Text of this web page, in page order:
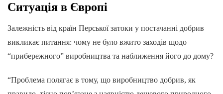
Ситуація в Європі
Залежність від країн Перської затоки у постачанні добрив
викликає питання: чому не було вжито заходів щодо
“прибережного” виробництва та наближення його до дому?
“Проблема полягає в тому, що виробництво добрив, як